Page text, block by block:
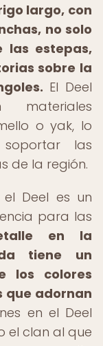
largo, con
no solo
las estepas,
sobre la
El Deel
materiales
o yak, lo
las
de la región.
Deel es un
para las
en la
tiene un
los colores
que adornan
en el Deel
el clan al que